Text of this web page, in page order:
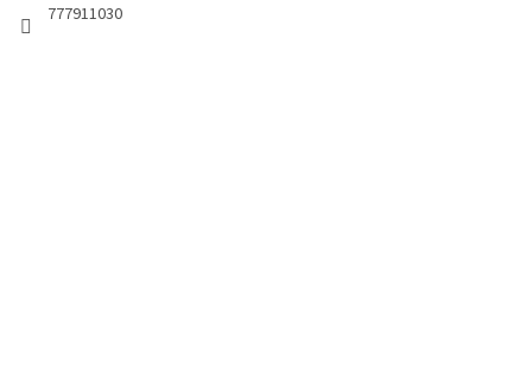
777911030